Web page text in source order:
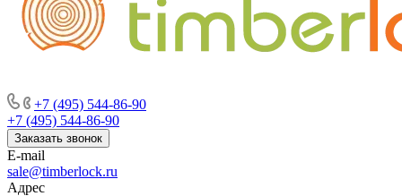
+7 (495) 544-86-90
+7 (495) 544-86-90
Заказать звонок
E-mail
sale@timberlock.ru
Адрес